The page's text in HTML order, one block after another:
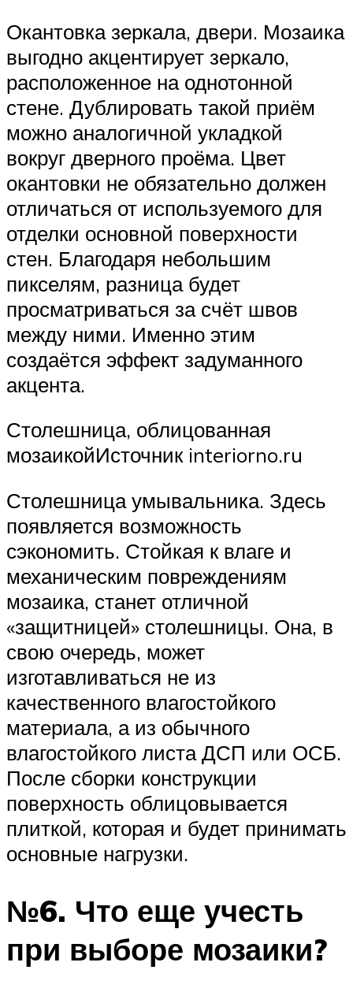
Окантовка зеркала, двери. Мозаика
выгодно акцентирует зеркало,
расположенное на однотонной
стене. Дублировать такой приём
можно аналогичной укладкой
вокруг дверного проёма. Цвет
окантовки не обязательно должен
отличаться от используемого для
отделки основной поверхности
стен. Благодаря небольшим
пикселям, разница будет
просматриваться за счёт швов
между ними. Именно этим
создаётся эффект задуманного
акцента.
Столешница, облицованная
мозаикойИсточник interiorno.ru
Столешница умывальника. Здесь
появляется возможность
сэкономить. Стойкая к влаге и
механическим повреждениям
мозаика, станет отличной
«защитницей» столешницы. Она, в
свою очередь, может
изготавливаться не из
качественного влагостойкого
материала, а из обычного
влагостойкого листа ДСП или ОСБ.
После сборки конструкции
поверхность облицовывается
плиткой, которая и будет принимать
основные нагрузки.
№6. Что еще учесть
при выборе мозаики?